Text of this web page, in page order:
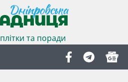
та поради